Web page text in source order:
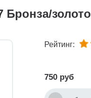
Бронза/золото
Рейтинг:
750 руб